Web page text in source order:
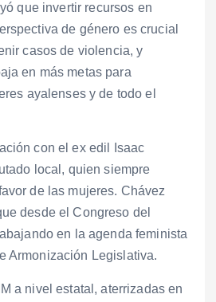
que invertir recursos en
de género es crucial
casos de violencia, y
en más metas para
ayalenses y de todo el
con el ex edil Isaac
local, quien siempre
de las mujeres. Chávez
desde el Congreso del
en la agenda feminista
Armonización Legislativa.
a nivel estatal, aterrizadas en